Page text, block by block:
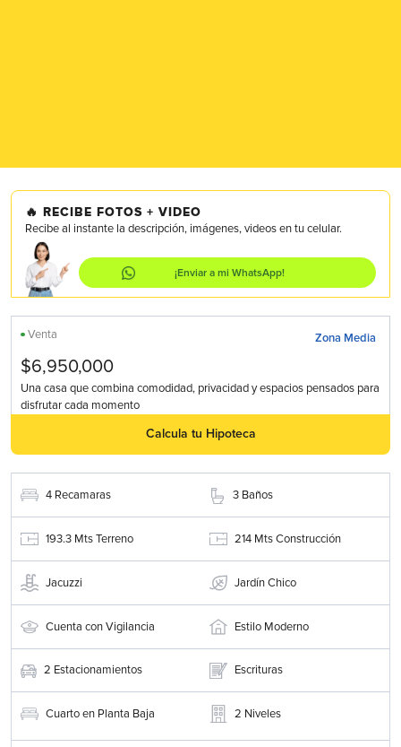
🔥 RECIBE FOTOS + VIDEO
Recibe al instante la descripción, imágenes, videos en tu celular.
¡Enviar a mi WhatsApp!
Venta Zona Media
$6,950,000
Una casa que combina comodidad, privacidad y espacios pensados para
disfrutar cada momento
Calcula tu Hipoteca
4 Recamaras 3 Baños
193.3 Mts Terreno 214 Mts Construcción
Jacuzzi Jardín Chico
Cuenta con Vigilancia Estilo Moderno
2 Estacionamientos Escrituras
Cuarto en Planta Baja 2 Niveles